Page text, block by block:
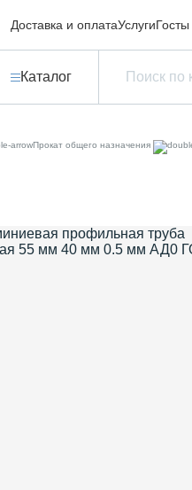
Доставка и оплатаУслуги
Каталог
Прокат общего назначения